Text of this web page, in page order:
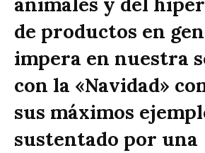
de productos en
impera en nuestra
con la «Navidad»
sus máximos
sustentado por una